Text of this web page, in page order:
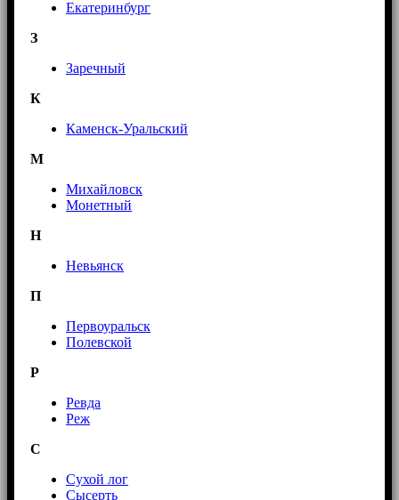
Екатеринбург
З
Заречный
К
Каменск-Уральский
М
Михайловск
Монетный
Н
Невьянск
П
Первоуральск
Полевской
Р
Ревда
Реж
С
Сухой лог
Сысерть